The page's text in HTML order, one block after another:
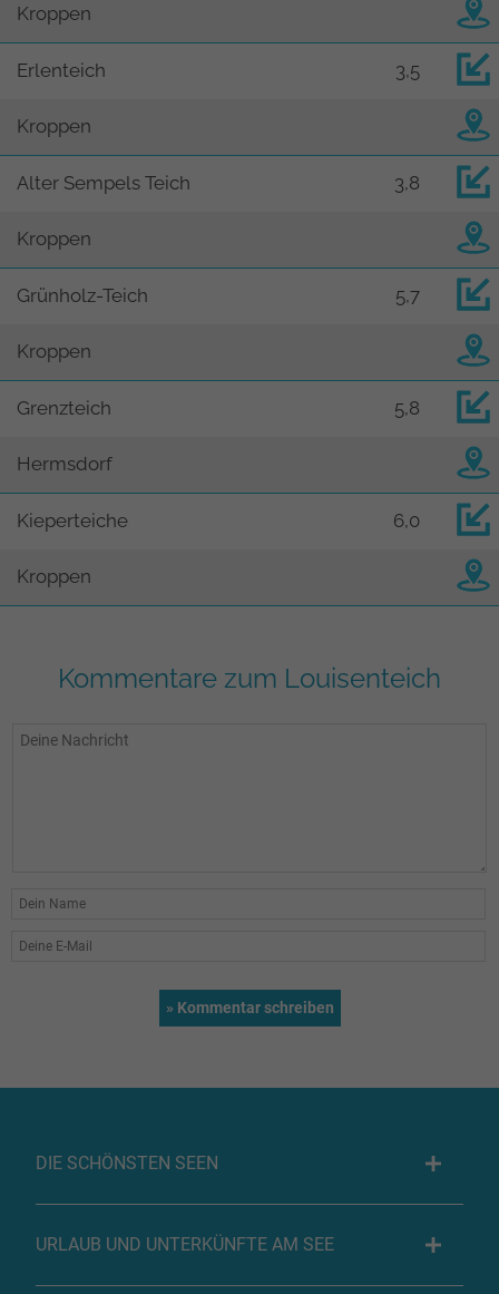
Kroppen
Erlenteich 3,5
Kroppen
Alter Sempels Teich 3,8
Kroppen
Grünholz-Teich 5,7
Kroppen
Grenzteich 5,8
Hermsdorf
Kieperteiche 6,0
Kroppen
Kommentare zum Louisenteich
DIE SCHÖNSTEN SEEN
URLAUB UND UNTERKÜNFTE AM SEE